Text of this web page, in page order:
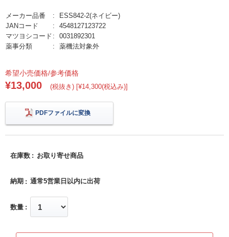
メーカー品番
ESS842-2(ネイビー)
JANコード
4548127123722
マツヨシコード
0031892301
薬事分類
薬機法対象外
希望小売価格/参考価格
¥13,000 (税抜き) [¥14,300(税込み)]
PDFファイルに変換
在庫数 お取り寄せ商品
納期 通常5営業日以内に出荷
数量